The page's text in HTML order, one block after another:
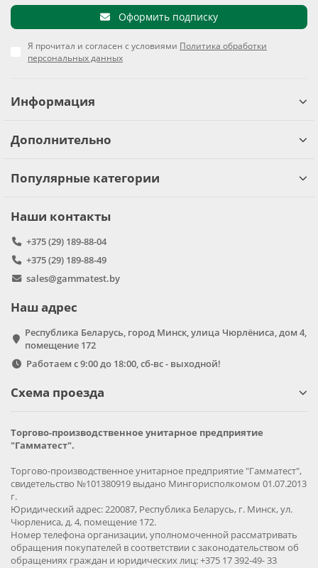
Оформить подписку
Я прочитал и согласен с условиями Политика обработки
персональных данных
Информация
Дополнительно
Популярные категории
Наши контакты
+375 (29) 189-88-04
+375 (29) 189-88-49
sales@gammatest.by
Наш адрес
Республика Беларусь, город Минск, улица Чюрлёниса, дом 4,
помещение 172
Работаем с 9:00 до 18:00, сб-вс - выходной!
Схема проезда
Торгово-производственное унитарное предприятие
"Гамматест".
Торгово-производственное унитарное предприятие "Гамматест",
свидетельство №101380919 выдано Мингорисполкомом 01.07.2013
г.
Юридический адрес: 220087, Республика Беларусь, г. Минск, ул.
Чюрлениса, д. 4, помещение 172.
Номер телефона организации, уполномоченной рассматривать
обращения покупателей в соответствии с законодательством об
обращениях граждан и юридических лиц: +375 17 392-49- 33